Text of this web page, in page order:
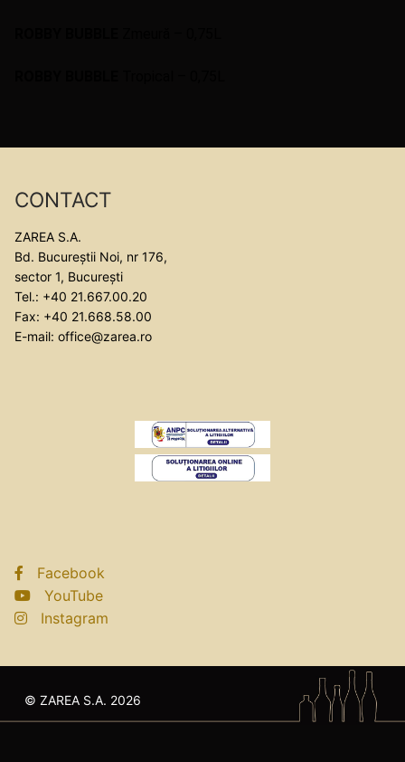
CONTACT
ZAREA S.A.
Bd. Bucureștii Noi, nr 176,
sector 1, București
Tel.: +40 21.667.00.20
Fax: +40 21.668.58.00
E-mail: office@zarea.ro
Facebook
YouTube
Instagram
© ZAREA S.A. 2026